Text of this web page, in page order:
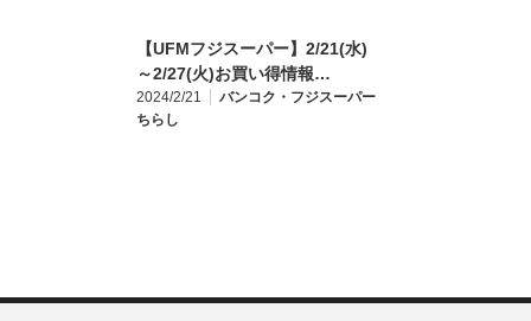
【UFMフジスーパー】2/21(水)
～2/27(火)お買い得情報…
2024/2/21
バンコク・フジスーパー
ちらし